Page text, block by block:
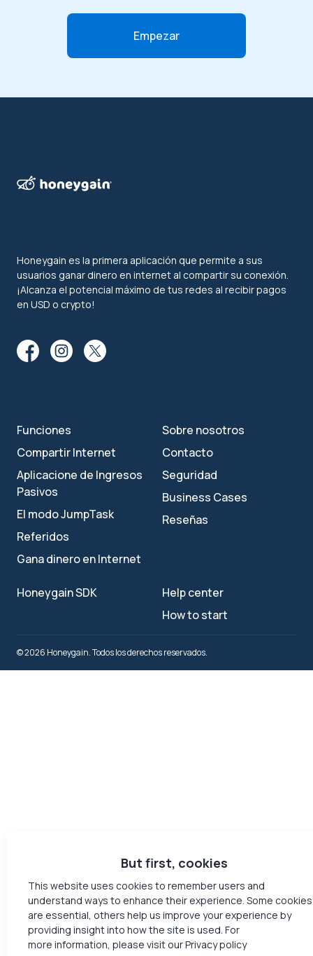
Empezar
Honeygain es la primera aplicación que permite a sus
usuarios ganar dinero en internet al compartir su conexión.
¡Alcanza el potencial máximo de tus redes al recibir pagos
en USD o crypto!
Funciones
Compartir Internet
Aplicacione de Ingresos
Pasivos
El modo JumpTask
Referidos
Gana dinero en Internet
Sobre nosotros
Contacto
Seguridad
Business Cases
Reseñas
Honeygain SDK
Help center
How to start
© 2026 Honeygain. Todos los derechos reservados.
But first, cookies
This website uses cookies to remember users and
understand ways to enhance their experience. Some cookies
are essential, others help us improve your experience by
providing insight into how the site is used. For
more information, please visit our Privacy policy